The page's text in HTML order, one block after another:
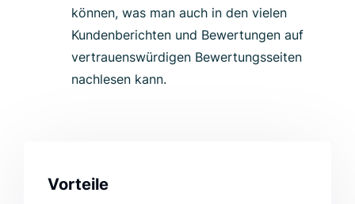
können, was man auch in den vielen
Kundenberichten und Bewertungen auf
vertrauenswürdigen Bewertungsseiten
nachlesen kann.
Vorteile